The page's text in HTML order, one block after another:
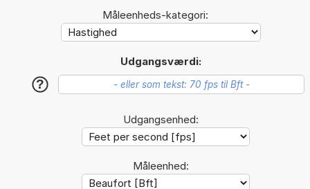
Måleenheds-kategori:
Udgangsværdi:
?
Udgangsenhed:
Måleenhed: